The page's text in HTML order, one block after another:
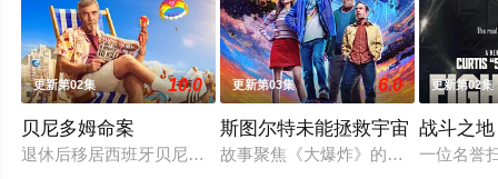
更新第02集 10.0
贝尼多姆命案
退休后移居西班牙贝尼多姆经营酒吧的英国前刑警，原以为能
更新第03集 6.0
斯图尔特未能拯救宇宙
故事聚焦《大爆炸》的漫画书老板斯
更新第02集
战斗之地
一位名誉